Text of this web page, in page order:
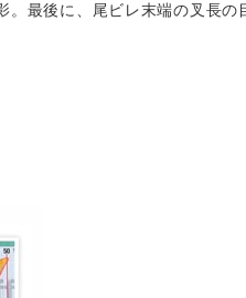
最後に、尾ビレ末端の叉長の